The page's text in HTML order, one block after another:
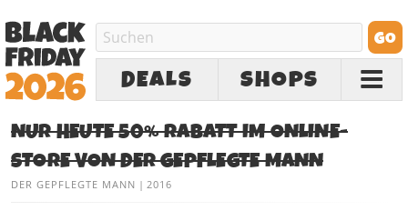
DEALS SHOPS
NUR HEUTE 50% RABATT IM ONLINE-
STORE VON DER GEPFLEGTE MANN
DER GEPFLEGTE MANN | 2016